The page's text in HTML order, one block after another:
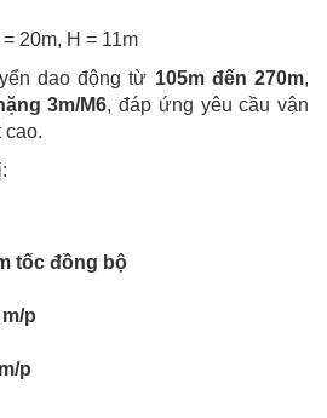
= 20m, H = 11m
dao động từ 105m đến 270m,
3m/M6, đáp ứng yêu cầu vận
cao.
tốc đồng bộ
p
p